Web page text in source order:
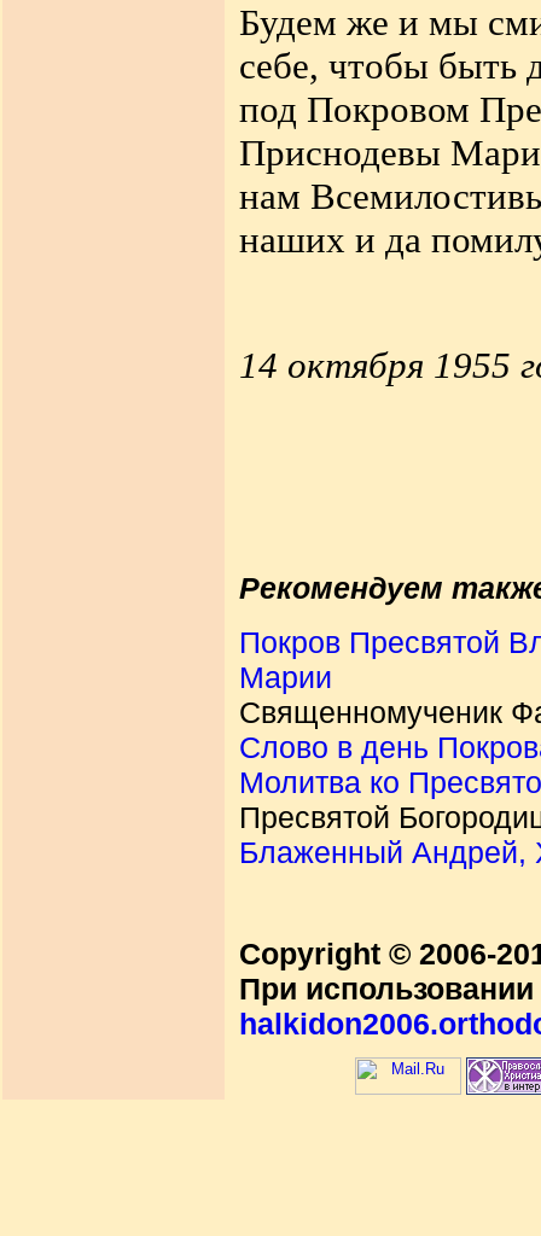
Будем же и мы
себе, чтобы быть
под Покровом
Приснодевы
нам
наших и да
14 октября 1955
Рекомендуем
Покров Пресвятой
Марии
Священномученик
Слово в день
Молитва ко
Пресвятой
Блаженный Андрей,
Copyright © 2006-
При